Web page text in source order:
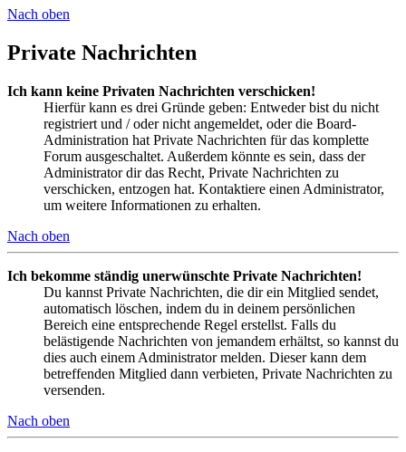
Nach oben
Private Nachrichten
Ich kann keine Privaten Nachrichten verschicken!
Hierfür kann es drei Gründe geben: Entweder bist du nicht
registriert und / oder nicht angemeldet, oder die Board-
Administration hat Private Nachrichten für das komplette
Forum ausgeschaltet. Außerdem könnte es sein, dass der
Administrator dir das Recht, Private Nachrichten zu
verschicken, entzogen hat. Kontaktiere einen Administrator,
um weitere Informationen zu erhalten.
Nach oben
Ich bekomme ständig unerwünschte Private Nachrichten!
Du kannst Private Nachrichten, die dir ein Mitglied sendet,
automatisch löschen, indem du in deinem persönlichen
Bereich eine entsprechende Regel erstellst. Falls du
belästigende Nachrichten von jemandem erhältst, so kannst du
dies auch einem Administrator melden. Dieser kann dem
betreffenden Mitglied dann verbieten, Private Nachrichten zu
versenden.
Nach oben